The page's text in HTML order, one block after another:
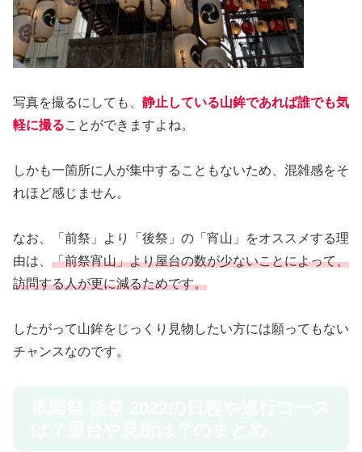
写真を撮るにしても、 静止している山鉾であれば誰でも気
軽に撮ることができますよね。
しかも一箇所に人が集中することもないため、混雑感をそ
れほど感じません。
なお、「前祭」より「後祭」の「宵山」をオススメする理
由は、 「前祭宵山」より屋台の数が少ないことによって、
訪問する人が更に減るためです。
したがって山鉾をじっくり見物したい方には願ってもない
チャンスなのです。